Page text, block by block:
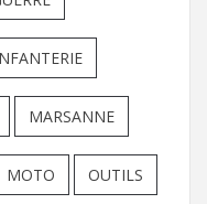
MARSANNE
MOTO OUTILS